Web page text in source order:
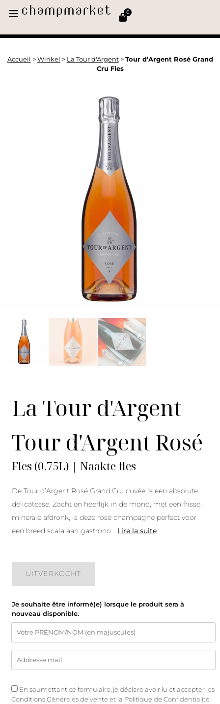
0
Accueil > Winkel > La Tour d'Argent> Tour d’Argent Rosé Grand
Cru Fles
La Tour d'Argent
Tour d'Argent Rosé
Fles (0.75L) | Naakte fles
De Tour d’Argent Rosé Grand Cru cuvée is een absolute
delicatesse. Zacht en heerlijk in de mond, met een frisse,
minerale afdronk, is deze rosé champagne perfect voor
een breed scala aan gastrono
Lire la suite
UITVERKOCHT
Je souhaite être informé(e) lorsque le produit sera à
nouveau disponible.
En soumettant ce formulaire, je déclare avoir lu et accepter les
Conditions Générales de vente et la Politique de Confidentialité